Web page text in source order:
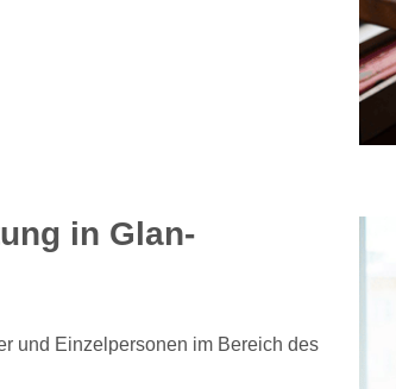
in Glan-
und Einzelpersonen im Bereich des